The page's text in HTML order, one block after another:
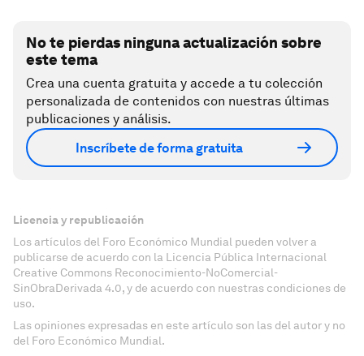
No te pierdas ninguna actualización sobre
este tema
Crea una cuenta gratuita y accede a tu colección
personalizada de contenidos con nuestras últimas
publicaciones y análisis.
Inscríbete de forma gratuita
Licencia y republicación
Los artículos del Foro Económico Mundial pueden volver a
publicarse de acuerdo con la Licencia Pública Internacional
Creative Commons Reconocimiento-NoComercial-
SinObraDerivada 4.0, y de acuerdo con nuestras condiciones de
uso.
Las opiniones expresadas en este artículo son las del autor y no
del Foro Económico Mundial.